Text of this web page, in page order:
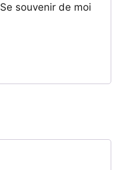
Se souvenir de moi